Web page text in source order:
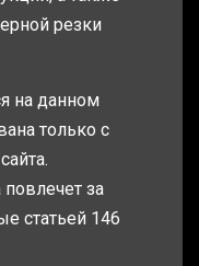
резки
на данном
только с
за
статьей 146